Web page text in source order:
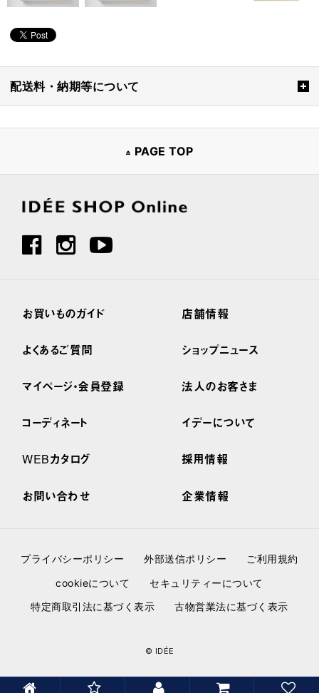
配送料・納期等について
PAGE TOP
お買いものガイド
よくあるご質問
マイページ・会員登録
コーディネート
WEBカタログ
お問い合わせ
店舗情報
ショップニュース
法人のお客さま
イデーについて
採用情報
企業情報
プライバシーポリシー 外部送信ポリシー
ご利用規約
cookieについて
セキュリティーについて
特定商取引法に基づく表示
古物営業法に基づく表示
© IDÉE